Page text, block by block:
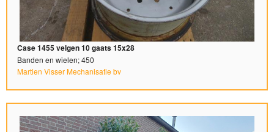
Case 1455 velgen 10 gaats 15x28
Banden en wielen; 450
Martien Visser Mechanisatie bv